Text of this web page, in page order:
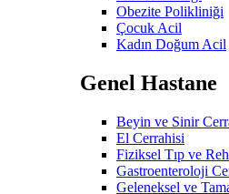
Obezite Polikliniği
Çocuk Acil
Kadın Doğum Acil
Genel Hastane
Beyin ve Sinir
El Cerrahisi
Fiziksel Tıp ve
Gastroenteroloji
Geleneksel ve